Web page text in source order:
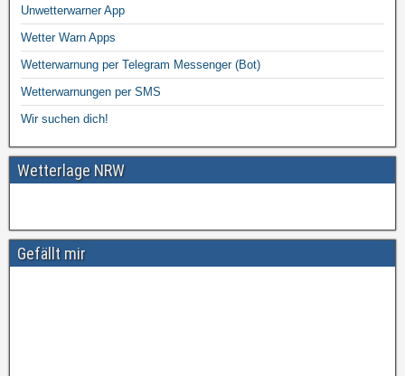
Unwetterwarner App
Wetter Warn Apps
Wetterwarnung per Telegram Messenger (Bot)
Wetterwarnungen per SMS
Wir suchen dich!
Wetterlage NRW
Gefällt mir